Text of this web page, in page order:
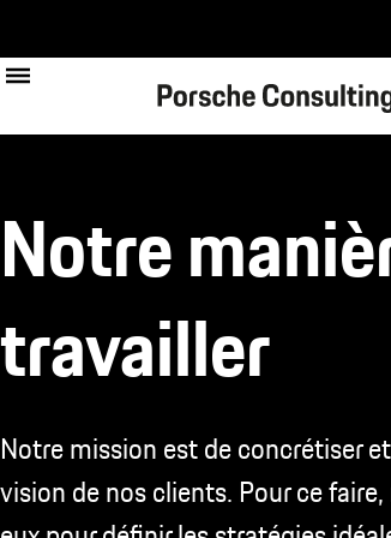
to
main
Notre
travailler
Notre mission est de concrétiser
vision de nos clients. Pour ce